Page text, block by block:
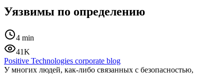
Уязвимы по определению
4 min
41K
Positive Technologies corporate blog
У многих людей, как-либо связанных с безопасностью,